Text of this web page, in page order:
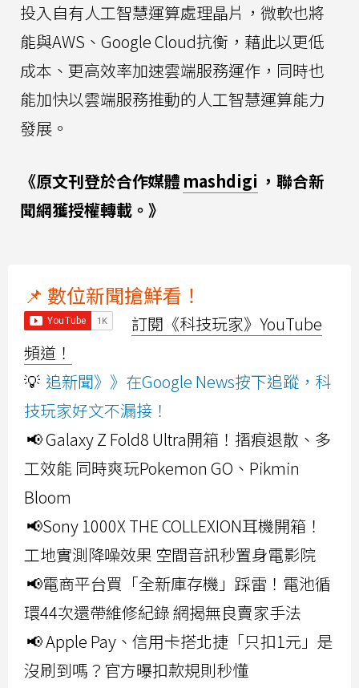
投入自有人工智慧運算處理晶片，微軟也將
能與AWS、Google Cloud抗衡，藉此以更低
成本、更高效率加速雲端服務運作，同時也
能加快以雲端服務推動的人工智慧運算能力
發展。
《原文刊登於合作媒體 mashdigi ，聯合新
聞網獲授權轉載。》
📌 數位新聞搶鮮看！
訂閱《科技玩家》YouTube
頻道！
💡 追新聞》》在Google News按下追蹤，科
技玩家好文不漏接！
📢 Galaxy Z Fold8 Ultra開箱！摺痕退散、多
工效能 同時爽玩Pokemon GO、Pikmin
Bloom
📢Sony 1000X THE COLLEXION耳機開箱！
工地實測降噪效果 空間音訊秒置身電影院
📢電商平台買「全新庫存機」踩雷！電池循
環44次還帶維修紀錄 網揭無良賣家手法
📢 Apple Pay、信用卡搭北捷「只扣1元」是
沒刷到嗎？官方曝扣款規則秒懂